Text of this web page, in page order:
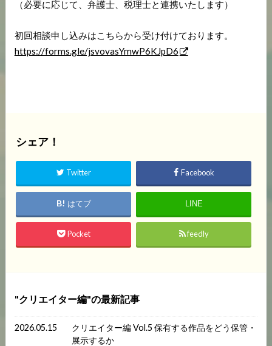
（必要に応じて、弁護士、税理士と連携いたします）
初回相談申し込みはこちらから受け付けております。
https://forms.gle/jsvovasYmwP6KJpD6
シェア！
Twitter Facebook
はてブ LINE
Pocket feedly
クリエイター編 の最新記事
2026.05.15
クリエイター編 Vol.5 保有する作品をどう保管・
展示するか